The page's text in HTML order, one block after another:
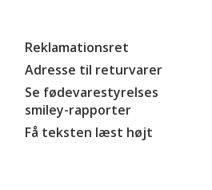
Reklamationsret
Adresse til returvarer
Se fødevarestyrelses
smiley-rapporter
Få teksten læst højt